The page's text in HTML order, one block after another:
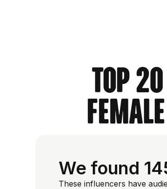
Top
We found
These influencers have